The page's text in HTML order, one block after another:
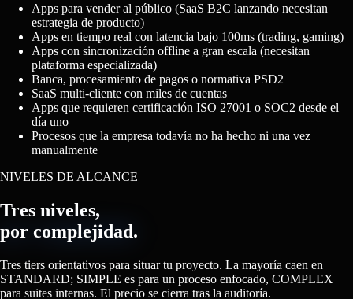
Apps para vender al público (SaaS B2C lanzando necesitan
estrategia de producto)
Apps en tiempo real con latencia bajo 100ms (trading, gaming)
Apps con sincronización offline a gran escala (necesitan
plataforma especializada)
Banca, procesamiento de pagos o normativa PSD2
SaaS multi-cliente con miles de cuentas
Apps que requieren certificación ISO 27001 o SOC2 desde el
día uno
Procesos que la empresa todavía no ha hecho ni una vez
manualmente
NIVELES DE ALCANCE
Tres niveles,
por complejidad.
Tres tiers orientativos para situar tu proyecto. La mayoría caen en
STANDARD; SIMPLE es para un proceso enfocado, COMPLEX
para suites internas. El precio se cierra tras la auditoría.